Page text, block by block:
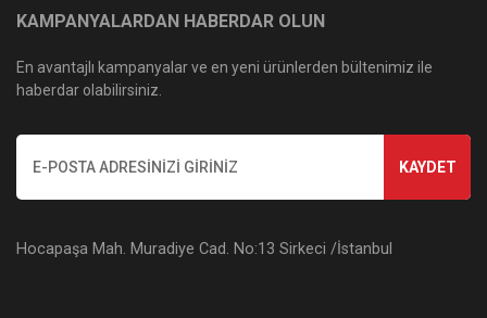
KAMPANYALARDAN HABERDAR OLUN
En avantajlı kampanyalar ve en yeni ürünlerden bültenimiz ile
haberdar olabilirsiniz.
KAYDET
Hocapaşa Mah. Muradiye Cad. No:13 Sirkeci /İstanbul